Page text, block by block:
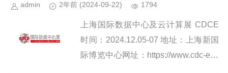
admin 2年前 (2024-09-22) 1794
上海国际数据中心及云计算展 CDCE
时间：2024.12.05-07 地址：上海新国
际博览中心网址：https://www.cdc-exp